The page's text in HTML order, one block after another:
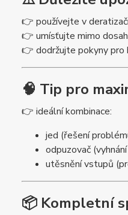
👉 používejte v
👉 umísťujte mimo
👉 dodržujte pokyny pro
🧠 Tip pro
👉 ideální kombinace:
jed (řešení
odpuzovač
utěsnění vstupů
📦 Kompletní